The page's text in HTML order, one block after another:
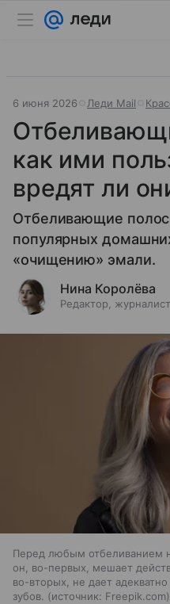
6 июня 2026 Леди Mail
как ими
вредят ли
Отбеливающие
популярных
«очищению» эмали.
Нина Королёва
Редактор,
Перед любым отбеливанием
он, во-первых, мешает
во-вторых, не дает
зубов.
источник: Freepik.com